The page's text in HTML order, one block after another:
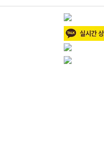
6등급
16등급
17등급
신규
주의
BAD